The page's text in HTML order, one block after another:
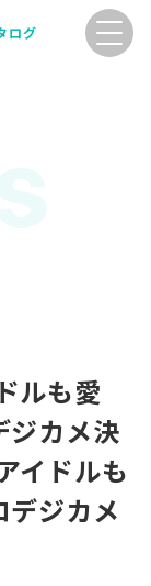
ログ
ルも愛
ジカメ決
イドルも
デジカメ